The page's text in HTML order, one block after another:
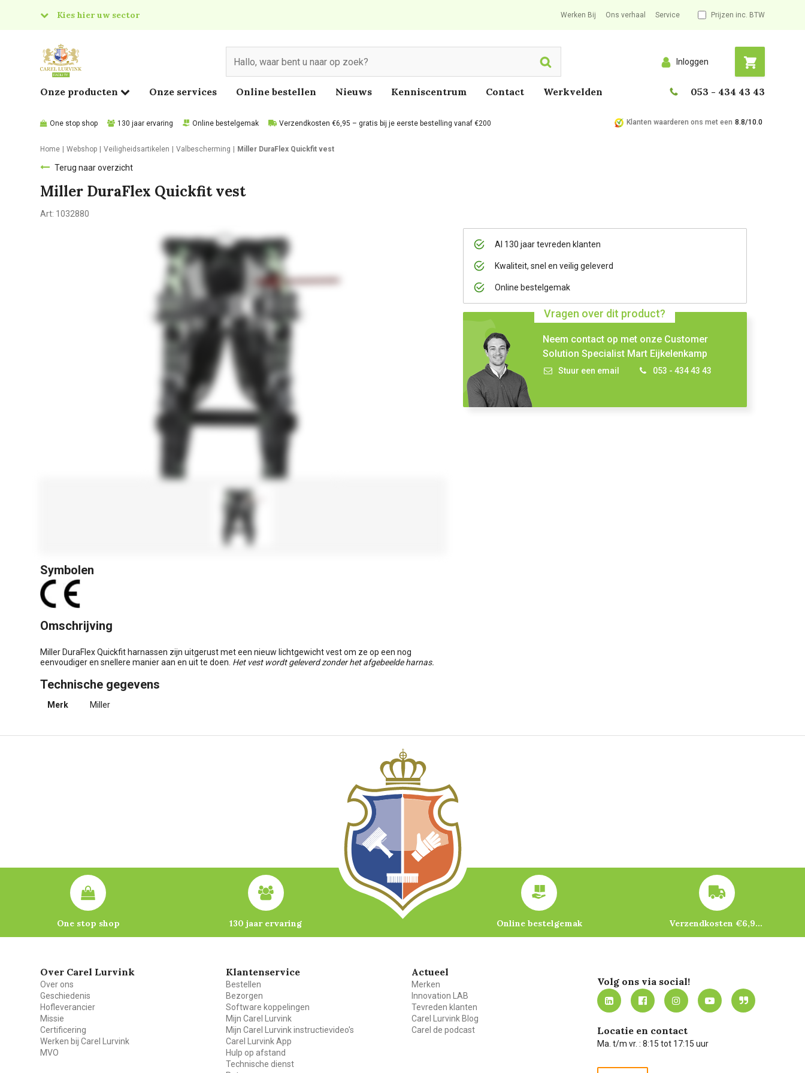
Kies hier uw sector
Food
Werken Bij Ons verhaal Service Prijzen inc. BTW
Search Inloggen
Onze producten Onze services Online bestellen Nieuws Kenniscentrum Contact Werkvelden 053 - 434 43 43
One stop shop 130 jaar ervaring Online bestelgemak Verzendkosten €6,95 – gratis bij je eerste bestelling vanaf €200 Klanten waarderen ons met een 8.8/10.0
Home Webshop Veiligheidsartikelen Valbescherming Miller DuraFlex Quickfit vest
Terug naar overzicht
Miller DuraFlex Quickfit vest
Art: 1032880
Al 130 jaar tevreden klanten
Kwaliteit, snel en veilig geleverd
Online bestelgemak
Vragen over dit product?
Neem contact op met onze Customer
Solution Specialist Mart Eijkelenkamp
Stuur een email 053 - 434 43 43
Symbolen
Omschrijving
Miller DuraFlex Quickfit harnassen zijn uitgerust met een nieuw lichtgewicht vest om ze op een nog
eenvoudiger en snellere manier aan en uit te doen. Het vest wordt geleverd zonder het afgebeelde harnas.
Technische gegevens
Merk Miller
One stop shop 130 jaar ervaring Online bestelgemak Verzendkosten €6,95 – gratis bij je eerste bestelling vanaf €200
Over Carel Lurvink
Over ons
Geschiedenis
Hofleverancier
Missie
Certificering
Werken bij Carel Lurvink
MVO
Klantenservice
Bestellen
Bezorgen
Software koppelingen
Mijn Carel Lurvink
Mijn Carel Lurvink instructievideo's
Carel Lurvink App
Hulp op afstand
Technische dienst
Actueel
Merken
Innovation LAB
Tevreden klanten
Carel Lurvink Blog
Carel de podcast
Volg ons via social!
Locatie en contact
Ma. t/m vr. : 8:15 tot 17:15 uur